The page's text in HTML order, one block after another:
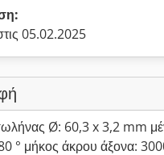
05.02.2025
Ø: 60,3 x 3,2 mm
° μήκος άκρου άξονα: